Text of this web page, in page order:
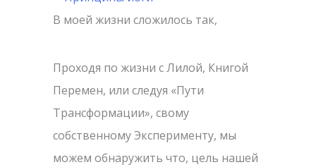
В моей жизни сложилось так,
Проходя по жизни с Лилой, Книгой
Перемен, или следуя «Пути
Трансформации», свому
собственному Эксперименту, мы
можем обнаружить что, цель нашей